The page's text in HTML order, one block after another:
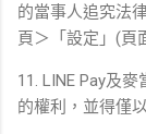
的當事人追究法
頁＞「設定」(頁
11. LINE Pay及
的權利，並得僅